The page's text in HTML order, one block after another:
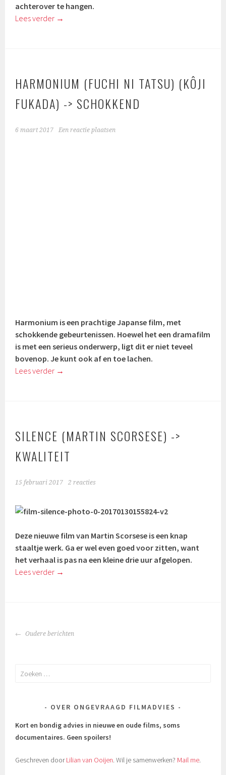
achterover te hangen.
Lees verder →
HARMONIUM (FUCHI NI TATSU) (KÔJI
FUKADA) -> SCHOKKEND
6 maart 2017 Een reactie plaatsen
Harmonium is een prachtige Japanse film, met
schokkende gebeurtenissen. Hoewel het een dramafilm
is met een serieus onderwerp, ligt dit er niet teveel
bovenop. Je kunt ook af en toe lachen.
Lees verder →
SILENCE (MARTIN SCORSESE) ->
KWALITEIT
15 februari 2017 2 reacties
Deze nieuwe film van Martin Scorsese is een knap
staaltje werk. Ga er wel even goed voor zitten, want
het verhaal is pas na een kleine drie uur afgelopen.
Lees verder →
BERICHTENNAVIGATIE
Oudere berichten
Zoeken
OVER ONGEVRAAGD FILMADVIES
Kort en bondig advies in nieuwe en oude films, soms
documentaires. Geen spoilers!
Geschreven doorLilian van Ooijen. Wil je samenwerken? Mail me.